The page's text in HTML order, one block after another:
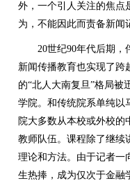
外，一个引人关注的焦
为，不能因此而责备新闻
20世纪90年代后期，伴
新闻传播教育也实现了跨
的“北人大南复旦”格局被
学院。和传统院系单纯以
院大多数从本校或外校的
教师队伍。课程除了继续
理论和方法。由于记者一
生热捧，成为仅次于金融